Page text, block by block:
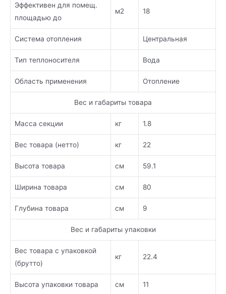
Эффективен для помещ.
площадью до
м2 18
Система отопления Центральная
Тип теплоносителя Вода
Область применения Отопление
Вес и габариты товара
Масса секции кг 1.8
Вес товара (нетто) кг 22
Высота товара см 59.1
Ширина товара см 80
Глубина товара см 9
Вес и габариты упаковки
Вес товара с упаковкой
(брутто)
кг 22.4
Высота упаковки товара см 11